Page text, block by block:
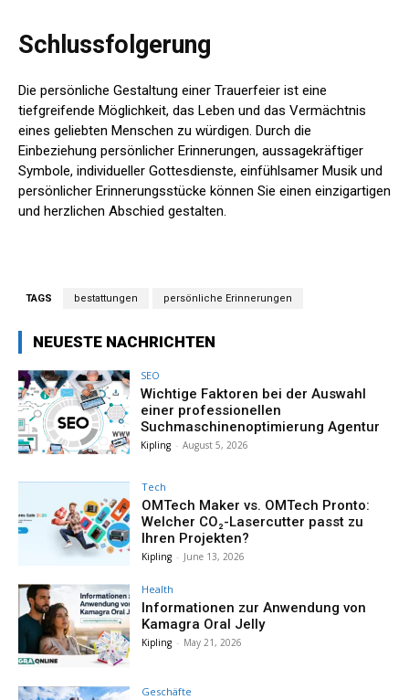
Schlussfolgerung
Die persönliche Gestaltung einer Trauerfeier ist eine
tiefgreifende Möglichkeit, das Leben und das Vermächtnis
eines geliebten Menschen zu würdigen. Durch die
Einbeziehung persönlicher Erinnerungen, aussagekräftiger
Symbole, individueller Gottesdienste, einfühlsamer Musik und
persönlicher Erinnerungsstücke können Sie einen einzigartigen
und herzlichen Abschied gestalten.
TAGS bestattungen persönliche Erinnerungen
NEUESTE NACHRICHTEN
SEO
Wichtige Faktoren bei der Auswahl
einer professionellen
Suchmaschinenoptimierung Agentur
Kipling - August 5, 2026
Tech
OMTech Maker vs. OMTech Pronto:
Welcher CO₂-Lasercutter passt zu
Ihren Projekten?
Kipling - June 13, 2026
Health
Informationen zur Anwendung von
Kamagra Oral Jelly
Kipling - May 21, 2026
Geschäfte